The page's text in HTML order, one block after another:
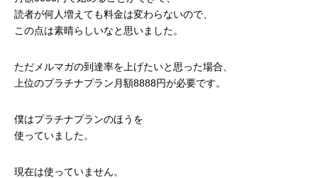
読者が何人増えても料金は変わらないので、
この点は素晴らしいなと思いました。
ただメルマガの到達率を上げたいと思った場合、
上位のプラチナプラン月額8888円が必要です。
僕はプラチナプランのほうを
使っていました。
現在は使っていません。